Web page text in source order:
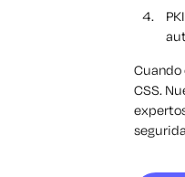
Cuando
CSS.